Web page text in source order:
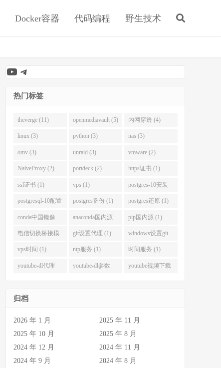
Docker容器 代码编程 野生技术
YouTube
Telegram
热门标签
theverge (11) openmediavault (5) 内网穿透 (4)
linux (3) python (3) nas (3)
omv (3) unraid (3) vmware (2)
NaiveProxy (2) portdeck (2) https证书 (1)
ssl证书 (1) vps (1) postgres-10安装
(1)
postgresql-10配置
(1)
postgres备份 (1) postgres还原 (1)
conda中国镜像
(1)
anaconda国内源
(1)
pip国内源 (1)
电信切换桥接模
式 (1)
git设置代理 (1) windows设置git
代理 (1)
vps时间 (1) ntp服务 (1) 时间服务 (1)
youtube-dl代理 youtube-dl参数 youtube视频下载
归档
2026 年 1 月
2025 年 11 月
2025 年 10 月
2025 年 8 月
2024 年 12 月
2024 年 11 月
2024 年 9 月
2024 年 8 月